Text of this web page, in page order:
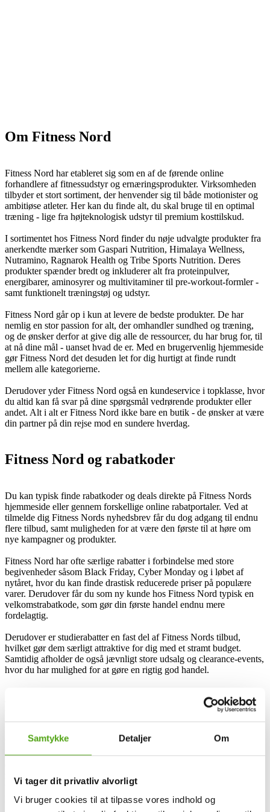
Samtykke Detaljer Om
Vi tager dit privatliv alvorligt
Vi bruger cookies til at tilpasse vores indhold og
Om Fitness Nord
Fitness Nord har etableret sig som en af de førende online
forhandlere af fitnessudstyr og ernæringsprodukter. Virksomheden
tilbyder et stort sortiment, der henvender sig til både motionister og
ambitiøse atleter. Her kan du finde alt, du skal bruge til en optimal
træning - lige fra højteknologisk udstyr til premium kosttilskud.
I sortimentet hos Fitness Nord finder du nøje udvalgte produkter fra
anerkendte mærker som Gaspari Nutrition, Himalaya Wellness,
Nutramino, Ragnarok Health og Tribe Sports Nutrition. Deres
produkter spænder bredt og inkluderer alt fra proteinpulver,
energibarer, aminosyrer og multivitaminer til pre-workout-formler -
samt funktionelt træningstøj og udstyr.
Fitness Nord går op i kun at levere de bedste produkter. De har
nemlig en stor passion for alt, der omhandler sundhed og træning,
og de ønsker derfor at give dig alle de ressourcer, du har brug for, til
at nå dine mål - uanset hvad de er. Med en brugervenlig hjemmeside
gør Fitness Nord det desuden let for dig hurtigt at finde rundt
mellem alle kategorierne.
Derudover yder Fitness Nord også en kundeservice i topklasse, hvor
du altid kan få svar på dine spørgsmål vedrørende produkter eller
andet. Alt i alt er Fitness Nord ikke bare en butik - de ønsker at være
din partner på din rejse mod en sundere hverdag.
Fitness Nord og rabatkoder
Du kan typisk finde rabatkoder og deals direkte på Fitness Nords
hjemmeside eller gennem forskellige online rabatportaler. Ved at
tilmelde dig Fitness Nords nyhedsbrev får du dog adgang til endnu
flere tilbud, samt muligheden for at være den første til at høre om
nye kampagner og produkter.
Fitness Nord har ofte særlige rabatter i forbindelse med store
begivenheder såsom Black Friday, Cyber Monday og i løbet af
nytåret, hvor du kan finde drastisk reducerede priser på populære
varer. Derudover får du som ny kunde hos Fitness Nord typisk en
velkomstrabatkode, som gør din første handel endnu mere
fordelagtig.
Derudover er studierabatter en fast del af Fitness Nords tilbud,
hvilket gør dem særligt attraktive for dig med et stramt budget.
Samtidig afholder de også jævnligt store udsalg og clearance-events,
hvor du har mulighed for at gøre en rigtig god handel.
Få rabat på Fitness Nord med Savier
Med Savier sikrer du dig altid den bedste pris, når du handler hos
Fitness Nord. Shopping assistenten er skabt til at optimere dine
måde slipper du aldrig forbi en god deal. Uanset om du shopper
træningstøj, kosttilskud eller udstyr til fitness, så vil Savier være din
pålidelige partner, der altid hjælper dig med at spare penge.